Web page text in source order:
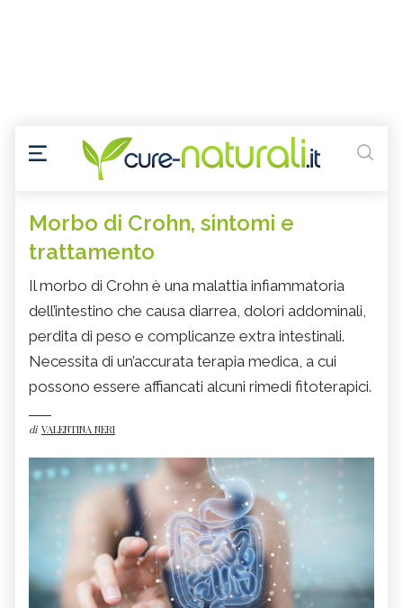
Morbo di Crohn, sintomi e
trattamento
Il morbo di Crohn è una malattia infiammatoria
dell’intestino che causa diarrea, dolori addominali,
perdita di peso e complicanze extra intestinali.
Necessita di un’accurata terapia medica, a cui
possono essere affiancati alcuni rimedi fitoterapici.
di VALENTINA NERI